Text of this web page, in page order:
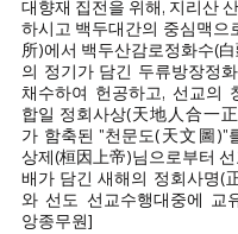
대향재 집전을 위해, 지리산
하시고 백두대간의 중심맥으
所)에서 백두산감로정화수(
의 정기가 담긴 두류방장정
채수하여 헌공하고, 선교의
합일 정회사상(天地人合一
가 함축된 "천문도(天文圖)"
상제(桓因上帝)님으로부터
배가 담긴 새해의 정회사명(
와 선도 선교수행대중에 교
앙종무원]